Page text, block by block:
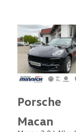
Porsche
Macan